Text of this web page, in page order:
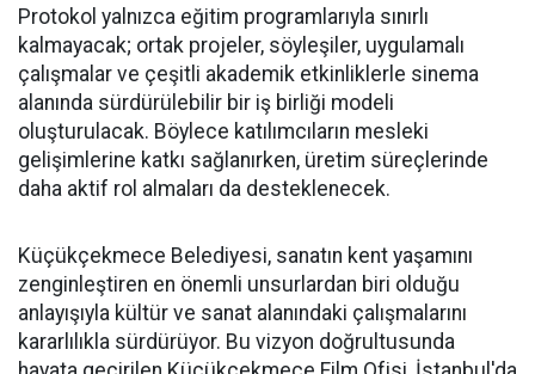
Protokol yalnızca eğitim programlarıyla sınırlı
kalmayacak; ortak projeler, söyleşiler, uygulamalı
çalışmalar ve çeşitli akademik etkinliklerle sinema
alanında sürdürülebilir bir iş birliği modeli
oluşturulacak. Böylece katılımcıların mesleki
gelişimlerine katkı sağlanırken, üretim süreçlerinde
daha aktif rol almaları da desteklenecek.
Küçükçekmece Belediyesi, sanatın kent yaşamını
zenginleştiren en önemli unsurlardan biri olduğu
anlayışıyla kültür ve sanat alanındaki çalışmalarını
kararlılıkla sürdürüyor. Bu vizyon doğrultusunda